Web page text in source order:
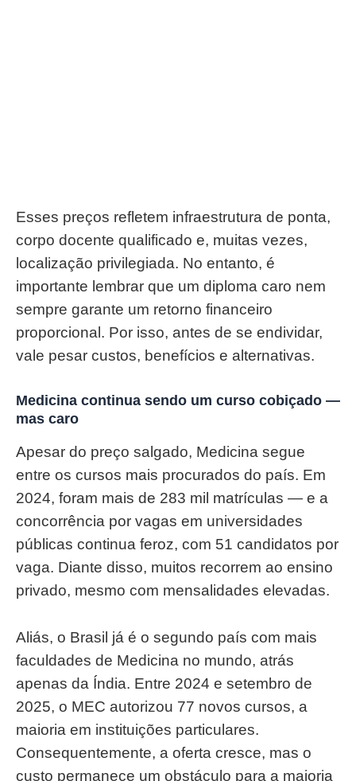
Esses preços refletem infraestrutura de ponta,
corpo docente qualificado e, muitas vezes,
localização privilegiada. No entanto, é
importante lembrar que um diploma caro nem
sempre garante um retorno financeiro
proporcional. Por isso, antes de se endividar,
vale pesar custos, benefícios e alternativas.
Medicina continua sendo um curso cobiçado —
mas caro
Apesar do preço salgado, Medicina segue
entre os cursos mais procurados do país. Em
2024, foram mais de 283 mil matrículas — e a
concorrência por vagas em universidades
públicas continua feroz, com 51 candidatos por
vaga. Diante disso, muitos recorrem ao ensino
privado, mesmo com mensalidades elevadas.
Aliás, o Brasil já é o segundo país com mais
faculdades de Medicina no mundo, atrás
apenas da Índia. Entre 2024 e setembro de
2025, o MEC autorizou 77 novos cursos, a
maioria em instituições particulares.
Consequentemente, a oferta cresce, mas o
custo permanece um obstáculo para a maioria